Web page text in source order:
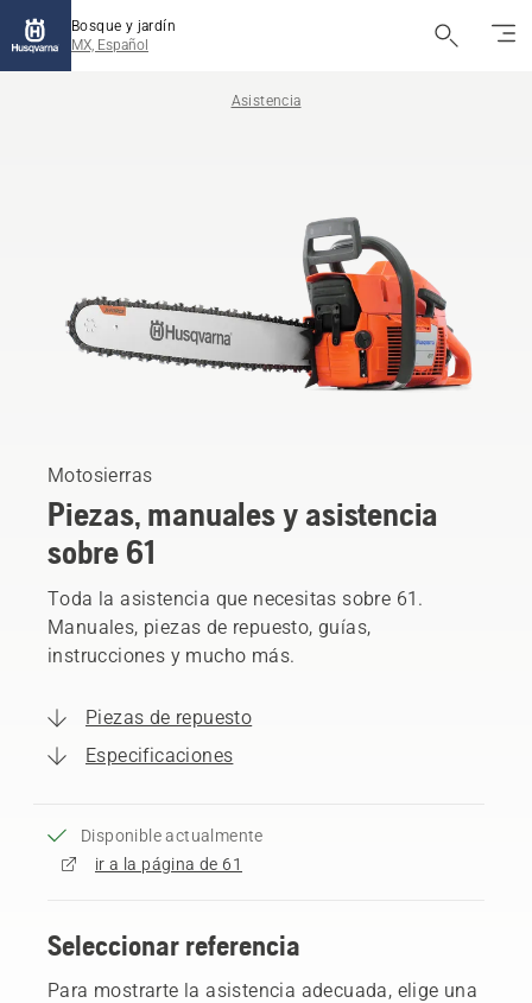
Bosque y jardín
MX, Español
Asistencia
Motosierras
Piezas, manuales y asistencia
sobre 61
Toda la asistencia que necesitas sobre 61.
Manuales, piezas de repuesto, guías,
instrucciones y mucho más.
Piezas de repuesto
Especificaciones
Disponible actualmente
ir a la página de 61
Seleccionar referencia
Para mostrarte la asistencia adecuada, elige una